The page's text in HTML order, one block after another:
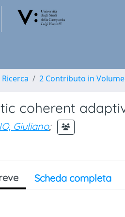
2 Contributo in Volume
coherent
Giuliano;
Scheda completa